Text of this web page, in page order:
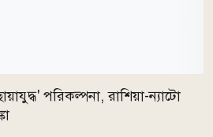
পরিকল্পনা, রাশিয়া-ন্যাটো